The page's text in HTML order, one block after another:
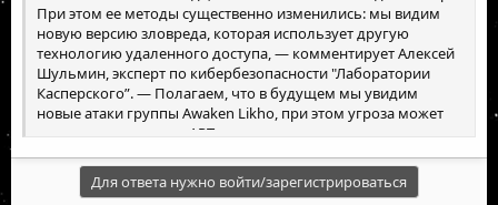
При этом ее методы существенно изменились: мы видим
новую версию зловреда, которая использует другую
технологию удаленного доступа, — комментирует Алексей
Шульмин, эксперт по кибербезопасности "Лаборатории
Касперского”. — Полагаем, что в будущем мы увидим
новые атаки группы Awaken Likho, при этом угроза может
исходить и от других АРТ-групп, использующих схожие
инструменты. По данным „Лаборатории Касперского”, за
первые 8 месяцев 2024 года в России число атак с
использованием технологий удаленного доступа выросло
Для ответа нужно войти/зарегистрироваться